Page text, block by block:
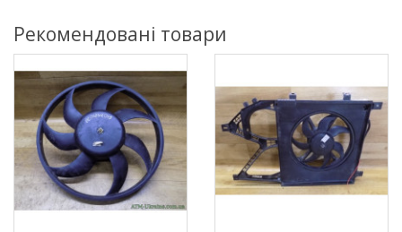
Рекомендовані товари